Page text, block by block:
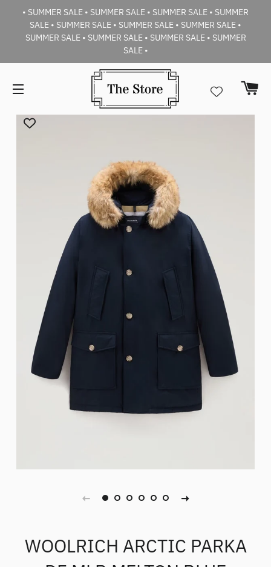
• SUMMER SALE • SUMMER SALE • SUMMER SALE • SUMMER
SALE • SUMMER SALE • SUMMER SALE • SUMMER SALE •
SUMMER SALE • SUMMER SALE • SUMMER SALE • SUMMER
SALE •
Navigazione del sito
WOOLRICH ARCTIC PARKA